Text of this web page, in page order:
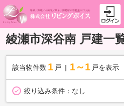
綾瀬市深谷南 戸建一
該当物件数 1 戸 1～1 戸を表示
絞り込み条件： なし